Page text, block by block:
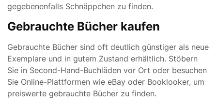
gegebenenfalls Schnäppchen zu finden.
Gebrauchte Bücher kaufen
Gebrauchte Bücher sind oft deutlich günstiger als neue
Exemplare und in gutem Zustand erhältlich. Stöbern
Sie in Second-Hand-Buchläden vor Ort oder besuchen
Sie Online-Plattformen wie eBay oder Booklooker, um
preiswerte gebrauchte Bücher zu finden.